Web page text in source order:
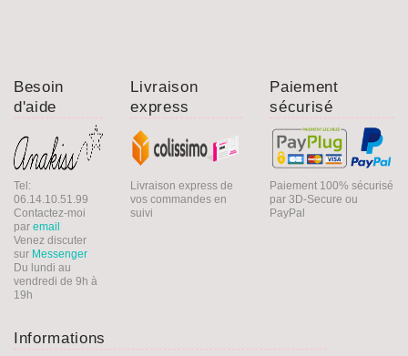
Besoin
d'aide
Tel:
06.14.10.51.99
Contactez-moi
par email
Venez discuter
sur Messenger
Du lundi au
vendredi de 9h à
19h
Livraison
express
Livraison express de
vos commandes en
suivi
Paiement
sécurisé
Paiement 100% sécurisé
par 3D-Secure ou
PayPal
Informations